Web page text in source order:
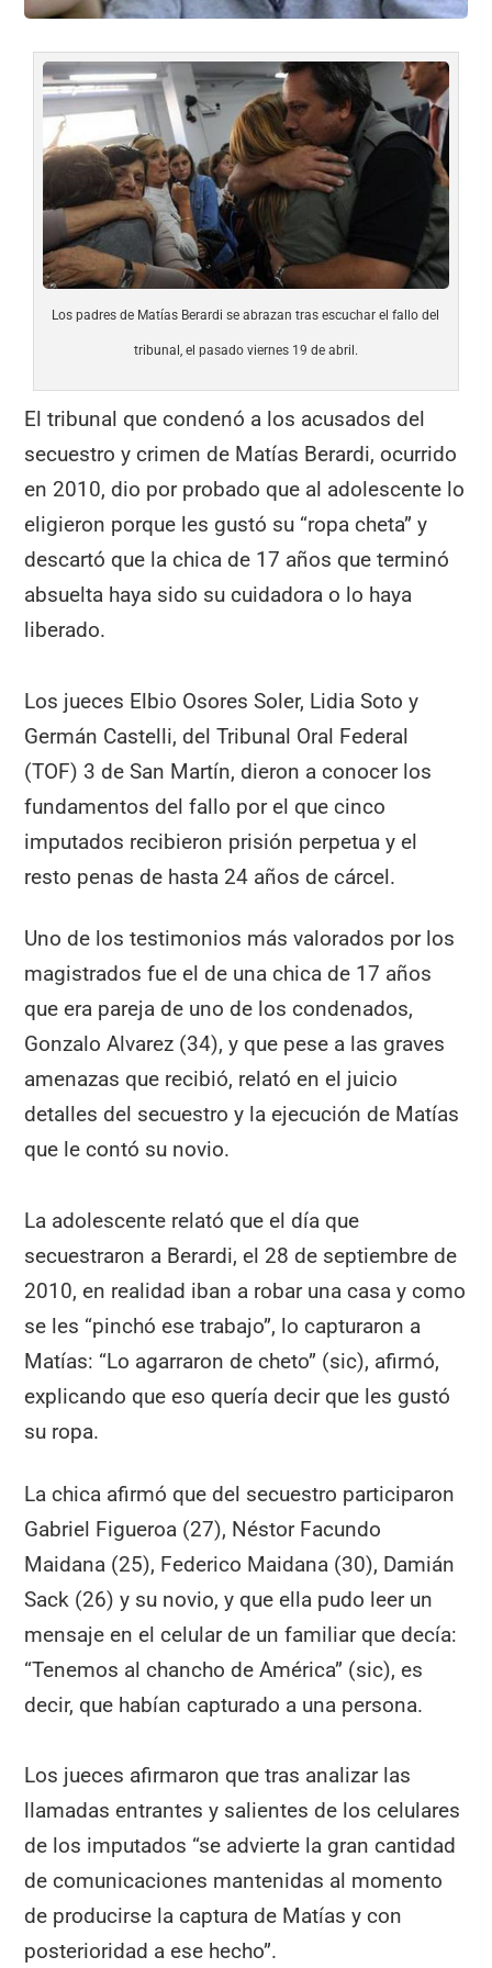
Los padres de Matías Berardi se abrazan tras escuchar el fallo del
tribunal, el pasado viernes 19 de abril.
El tribunal que condenó a los acusados del
secuestro y crimen de Matías Berardi, ocurrido
en 2010, dio por probado que al adolescente lo
eligieron porque les gustó su “ropa cheta” y
descartó que la chica de 17 años que terminó
absuelta haya sido su cuidadora o lo haya
liberado.
Los jueces Elbio Osores Soler, Lidia Soto y
Germán Castelli, del Tribunal Oral Federal
(TOF) 3 de San Martín, dieron a conocer los
fundamentos del fallo por el que cinco
imputados recibieron prisión perpetua y el
resto penas de hasta 24 años de cárcel.
Uno de los testimonios más valorados por los
magistrados fue el de una chica de 17 años
que era pareja de uno de los condenados,
Gonzalo Alvarez (34), y que pese a las graves
amenazas que recibió, relató en el juicio
detalles del secuestro y la ejecución de Matías
que le contó su novio.
La adolescente relató que el día que
secuestraron a Berardi, el 28 de septiembre de
2010, en realidad iban a robar una casa y como
se les “pinchó ese trabajo”, lo capturaron a
Matías: “Lo agarraron de cheto” (sic), afirmó,
explicando que eso quería decir que les gustó
su ropa.
La chica afirmó que del secuestro participaron
Gabriel Figueroa (27), Néstor Facundo
Maidana (25), Federico Maidana (30), Damián
Sack (26) y su novio, y que ella pudo leer un
mensaje en el celular de un familiar que decía:
“Tenemos al chancho de América” (sic), es
decir, que habían capturado a una persona.
Los jueces afirmaron que tras analizar las
llamadas entrantes y salientes de los celulares
de los imputados “se advierte la gran cantidad
de comunicaciones mantenidas al momento
de producirse la captura de Matías y con
posterioridad a ese hecho”.